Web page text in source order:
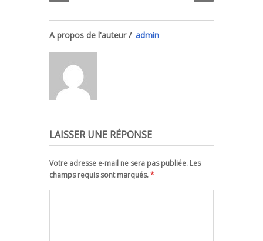
A propos de l'auteur / admin
LAISSER UNE RÉPONSE
Votre adresse e-mail ne sera pas publiée. Les
champs requis sont marqués.*